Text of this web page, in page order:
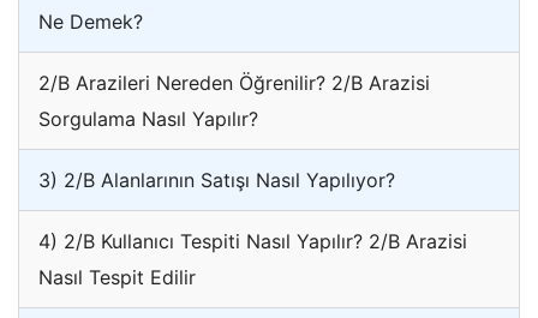
Ne Demek?
2/B Arazileri Nereden Öğrenilir? 2/B Arazisi
Sorgulama Nasıl Yapılır?
3) 2/B Alanlarının Satışı Nasıl Yapılıyor?
4) 2/B Kullanıcı Tespiti Nasıl Yapılır? 2/B Arazisi
Nasıl Tespit Edilir